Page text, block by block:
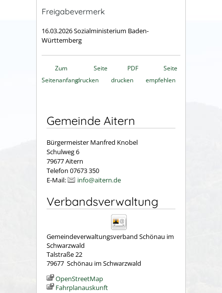
Freigabevermerk
16.03.2026 Sozialministerium Baden-
Württemberg
Zum
Seitenanfang
Seite
drucken
PDF
drucken
Seite
empfehlen
Gemeinde Aitern
Bürgermeister Manfred Knobel
Schulweg 6
79677 Aitern
Telefon 07673 350
E-Mail:
info@aitern.de
Verbandsverwaltung
Gemeindeverwaltungsverband Schönau im
Schwarzwald
Talstraße 22
79677 Schönau im Schwarzwald
OpenStreetMap
Fahrplanauskunft